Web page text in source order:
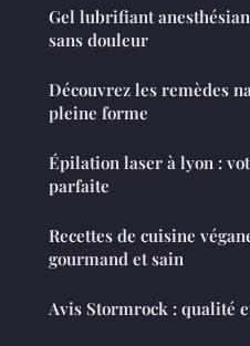
Gel lubrifiant
sans douleur
Découvrez les remèdes
pleine forme
Épilation laser à lyon :
parfaite
Recettes de cuisine
gourmand et sain
Avis Stormrock : qualité